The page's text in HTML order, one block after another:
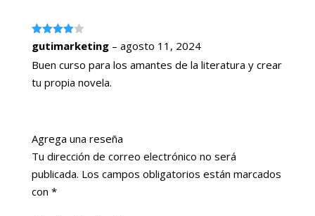
Valorado
con4de
5
gutimarketing – agosto 11, 2024
Buen curso para los amantes de la literatura y crear
tu propia novela.
Agrega una reseña
Tu dirección de correo electrónico no será
publicada. Los campos obligatorios están marcados
con *